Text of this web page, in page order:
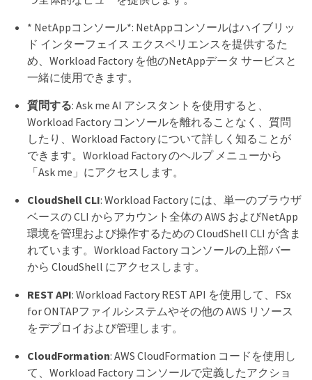
* NetAppコンソール*: NetAppコンソールはハイブリッ
ド インターフェイス エクスペリエンスを提供するた
め、Workload Factory を他のNetAppデータ サービスと
一緒に使用できます。
質問する: Ask me AI アシスタントを使用すると、
Workload Factory コンソールを離れることなく、質問
したり、Workload Factory について詳しく知ることが
できます。Workload Factory のヘルプ メニューから
「Ask me」にアクセスします。
CloudShell CLI: Workload Factory には、単一のブラウザ
ベースの CLI からアカウント全体の AWS およびNetApp
環境を管理および操作するための CloudShell CLI が含ま
れています。Workload Factory コンソールの上部バー
から CloudShell にアクセスします。
REST API: Workload Factory REST API を使用して、FSx
for ONTAPファイルシステムやその他の AWS リソース
をデプロイおよび管理します。
CloudFormation: AWS CloudFormation コードを使用し
て、Workload Factory コンソールで定義したアクショ